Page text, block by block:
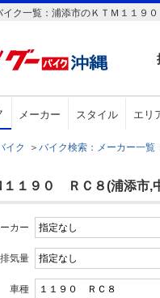
イク一覧：浦添市のＫＴＭ１１９
メーカー スタイル エリ
イク ＞ バイク検索：メーカー一覧
１１９０ ＲＣ８(浦添市,
カー
排気量
車種